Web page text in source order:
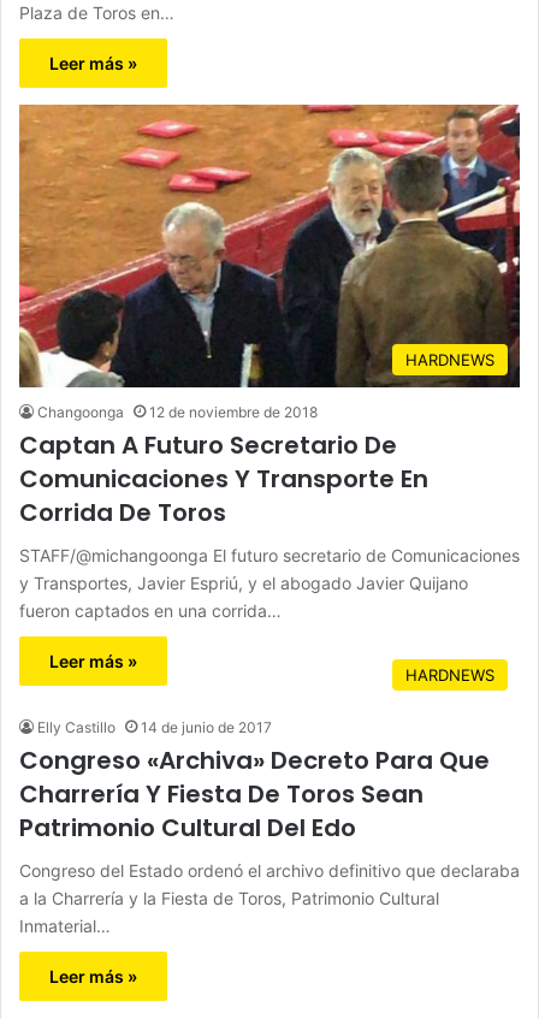
Plaza de Toros en…
Leer más »
HARDNEWS
Changoonga 12 de noviembre de 2018
Captan A Futuro Secretario De
Comunicaciones Y Transporte En
Corrida De Toros
STAFF/@michangoonga El futuro secretario de Comunicaciones
y Transportes, Javier Espriú, y el abogado Javier Quijano
fueron captados en una corrida…
Leer más »
HARDNEWS
Elly Castillo 14 de junio de 2017
Congreso «Archiva» Decreto Para Que
Charrería Y Fiesta De Toros Sean
Patrimonio Cultural Del Edo
Congreso del Estado ordenó el archivo definitivo que declaraba
a la Charrería y la Fiesta de Toros, Patrimonio Cultural
Inmaterial…
Leer más »